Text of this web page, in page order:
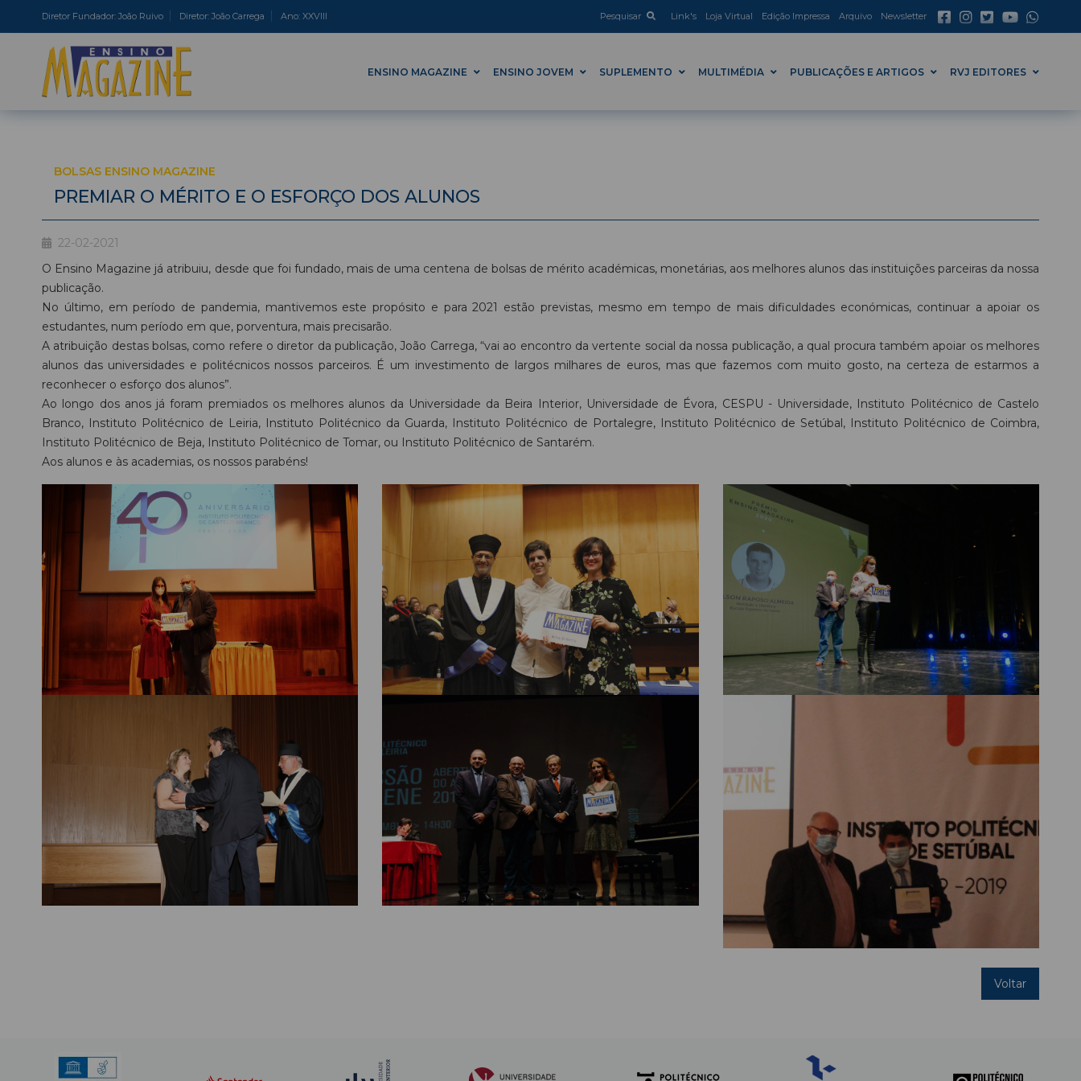
Diretor Fundador: João Ruivo Diretor: João Carrega Ano: XXVIII Pesquisar Link's Loja Virtual Edição Impressa Arquivo Newsletter
ENSINO MAGAZINE ENSINO JOVEM SUPLEMENTO MULTIMÉDIA PUBLICAÇÕES E ARTIGOS RVJ EDITORES
BOLSAS ENSINO MAGAZINE
PREMIAR O MÉRITO E O ESFORÇO DOS ALUNOS
22-02-2021
O Ensino Magazine já atribuiu, desde que foi fundado, mais de uma centena de bolsas de mérito académicas, monetárias, aos melhores alunos das instituições parceiras da nossa
publicação.
No último, em período de pandemia, mantivemos este propósito e para 2021 estão previstas, mesmo em tempo de mais dificuldades económicas, continuar a apoiar os
estudantes, num período em que, porventura, mais precisarão.
A atribuição destas bolsas, como refere o diretor da publicação, João Carrega, “vai ao encontro da vertente social da nossa publicação, a qual procura também apoiar os melhores
alunos das universidades e politécnicos nossos parceiros. É um investimento de largos milhares de euros, mas que fazemos com muito gosto, na certeza de estarmos a
reconhecer o esforço dos alunos”.
Ao longo dos anos já foram premiados os melhores alunos da Universidade da Beira Interior, Universidade de Évora, CESPU - Universidade, Instituto Politécnico de Castelo
Branco, Instituto Politécnico de Leiria, Instituto Politécnico da Guarda, Instituto Politécnico de Portalegre, Instituto Politécnico de Setúbal, Instituto Politécnico de Coimbra,
Instituto Politécnico de Beja, Instituto Politécnico de Tomar, ou Instituto Politécnico de Santarém.
Aos alunos e às academias, os nossos parabéns!
Voltar